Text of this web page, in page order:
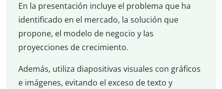
En la presentación incluye el problema que ha
identificado en el mercado, la solución que
propone, el modelo de negocio y las
proyecciones de crecimiento.
Además, utiliza diapositivas visuales con gráficos
e imágenes, evitando el exceso de texto y